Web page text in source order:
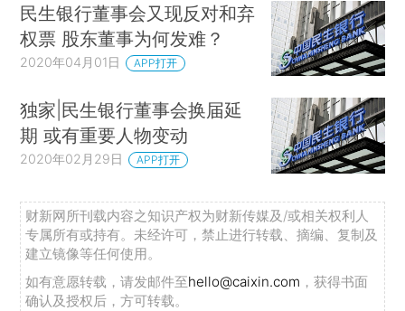
民生银行董事会又现反对和弃
权票 股东董事为何发难？
2020年04月01日 APP打开
独家|民生银行董事会换届延
期 或有重要人物变动
2020年02月29日 APP打开
财新网所刊载内容之知识产权为财新传媒及/或相关权利人
专属所有或持有。未经许可，禁止进行转载、摘编、复制及
建立镜像等任何使用。
如有意愿转载，请发邮件至hello@caixin.com ，获得书面
确认及授权后，方可转载。